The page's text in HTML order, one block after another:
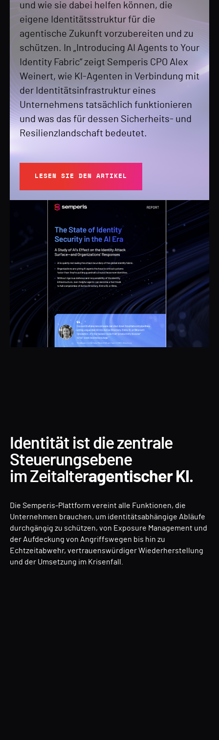
und wie sie dabei helfen können, die
eigene Identitätsstruktur für die
agentische Zukunft vorzubereiten und zu
schützen. In „Introducing AI Agents to Your
Identity Fabric“ zeigt Semperis CPO Alex
Weinert, wie KI-Agenten in Verbindung mit
der Identitätsinfrastruktur eines
Unternehmens tatsächlich funktionieren
und was das für dessen Sicherheits- und
Resilienzlandschaft bedeutet.
LESEN SIE DEN ARTIKEL
Identität ist die zentrale
Steuerungsebene
im Zeitalteragentischer KI.
Die Semperis-Plattform vereint alle Funktionen, die
Unternehmen brauchen, um identitätsabhängige Abläufe
durchgängig zu schützen, von Exposure Management und
der Aufdeckung von Angriffswegen bis hin zu
Echtzeitabwehr, vertrauenswürdiger Wiederherstellung
und der Umsetzung im Krisenfall.